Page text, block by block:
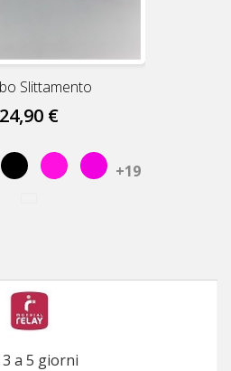
Slittamento
24,90 €
Negro Rosa Rosa+19
3 a 5 giorni